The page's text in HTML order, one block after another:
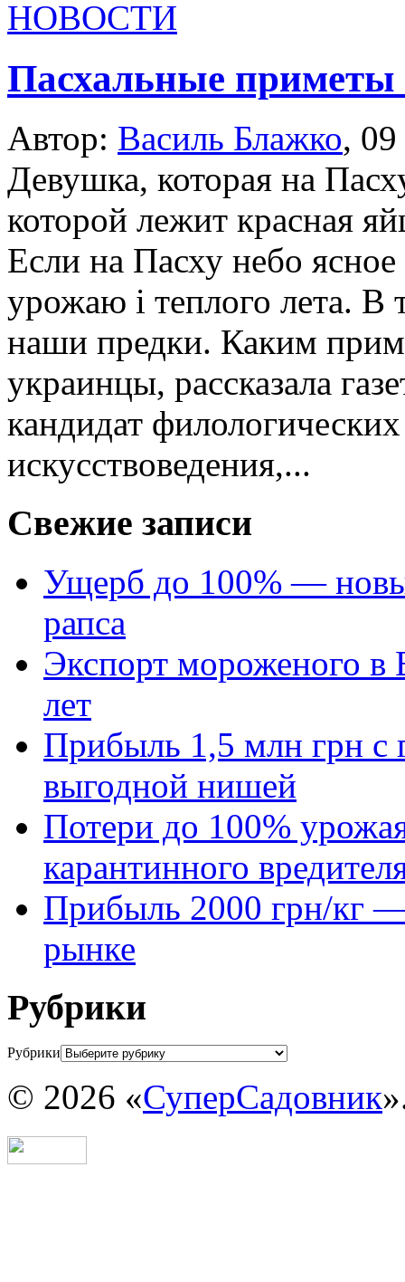
НОВОСТИ
Пасхальные приметы
Автор: Василь Блажко,
Девушка, которая на
которой лежит красная
Если на Пасху небо
урожаю i теплого лета. В
наши предки. Каким
украинцы, рассказала
кандидат
искусствоведения,...
Свежие записи
Ущерб до 100% —
рапса
Экспорт мороженого в
лет
Прибыль 1,5 млн грн с
выгодной нишей
Потери до 100%
карантинного
Прибыль 2000 грн/кг —
рынке
Рубрики
Рубрики
© 2026 «СуперСадовник